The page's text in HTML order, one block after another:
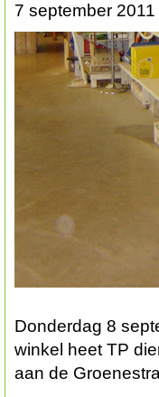
7 september
Donderdag 8
winkel heet TP
aan de